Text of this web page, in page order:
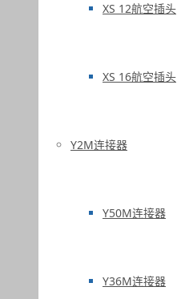
XS 12航空插头
XS 16航空插头
Y2M连接器
Y50M连接器
Y36M连接器